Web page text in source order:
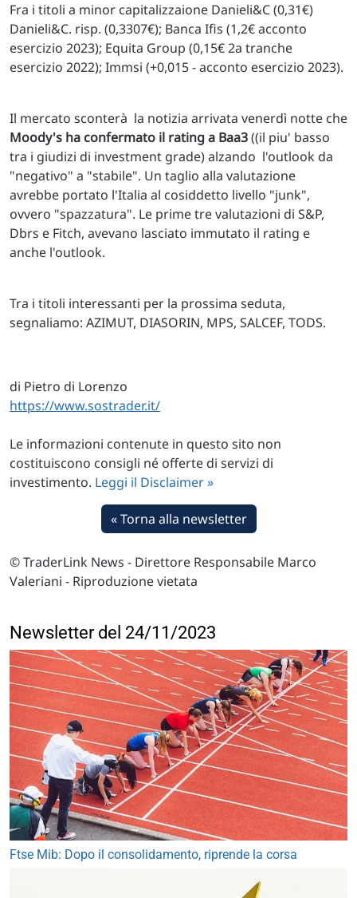
Fra i titoli a minor capitalizzaione Danieli&C (0,31€)
Danieli&C. risp. (0,3307€); Banca Ifis (1,2€ acconto
esercizio 2023); Equita Group (0,15€ 2a tranche
esercizio 2022); Immsi (+0,015 - acconto esercizio 2023).
Il mercato sconterà la notizia arrivata venerdì notte che
Moody's ha confermato il rating a Baa3((il piu' basso
tra i giudizi di investment grade) alzando l'outlook da
"negativo" a "stabile". Un taglio alla valutazione
avrebbe portato l'Italia al cosiddetto livello "junk",
ovvero "spazzatura". Le prime tre valutazioni di S&P,
Dbrs e Fitch, avevano lasciato immutato il rating e
anche l'outlook.
Tra i titoli interessanti per la prossima seduta,
segnaliamo: AZIMUT, DIASORIN, MPS, SALCEF, TODS.
di Pietro di Lorenzo
https://www.sostrader.it/
Le informazioni contenute in questo sito non
costituiscono consigli né offerte di servizi di
investimento. Leggi il Disclaimer »
« Torna alla newsletter
© TraderLink News - Direttore Responsabile Marco
Valeriani - Riproduzione vietata
Newsletter del 24/11/2023
Ftse Mib: Dopo il consolidamento, riprende la corsa